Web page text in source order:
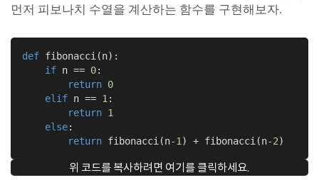
먼저 피보나치 수열을 계산하는 함수를 구현해보자.
def fibonacci (n) :
if n == 0:
return 0
elif n == 1 :
return 1
else:
return fibonacci(n-1 ) + fibonacci(n-2)
위 코드를 복사하려면 여기를 클릭하세요.